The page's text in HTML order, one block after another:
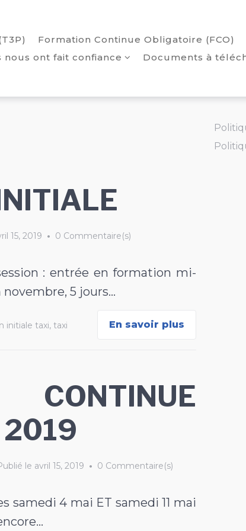
Formation Continue Obligatoire (FCO)
nous ont fait confiance
Documents à
15, 2019 • 0 Commentaire(s)
: entrée en formation mi-
5 jours…
initiale taxi, taxi En savoir plus
2019
le avril 15, 2019 • 0 Commentaire(s)
samedi 4 mai ET samedi 11 mai